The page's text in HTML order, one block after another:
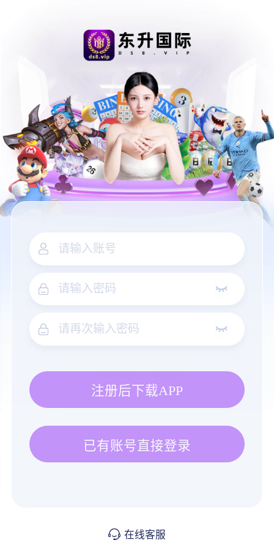
注册后下载APP
已有账号直接登录
在线客服